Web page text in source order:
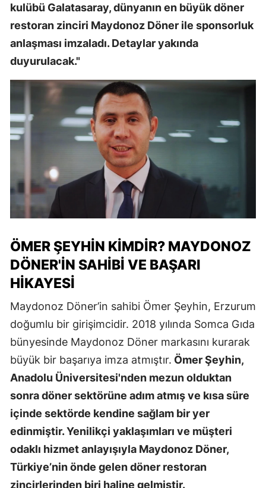
kulübü Galatasaray, dünyanın en büyük döner
restoran zinciri Maydonoz Döner ile sponsorluk
anlaşması imzaladı. Detaylar yakında
duyurulacak."
ÖMER ŞEYHIN KIMDIR? MAYDONOZ
DÖNER'IN SAHIBI VE BAŞARI
HIKAYESI
Maydonoz Döner’in sahibi Ömer Şeyhin, Erzurum
doğumlu bir girişimcidir. 2018 yılında Somca Gıda
bünyesinde Maydonoz Döner markasını kurarak
büyük bir başarıya imza atmıştır. Ömer Şeyhin,
Anadolu Üniversitesi'nden mezun olduktan
sonra döner sektörüne adım atmış ve kısa süre
içinde sektörde kendine sağlam bir yer
edinmiştir. Yenilikçi yaklaşımları ve müşteri
odaklı hizmet anlayışıyla Maydonoz Döner,
Türkiye’nin önde gelen döner restoran
zincirlerinden biri haline gelmiştir.